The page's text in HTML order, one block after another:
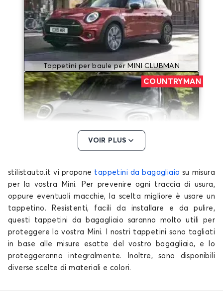
Tappetini per baule per MINI CLUBMAN
COUNTRYMAN
Tappetini per baule per MINI COUNTRYMAN
VOIR PLUS
stilistauto.it vi propone tappetini da bagagliaio su misura
per la vostra Mini. Per prevenire ogni traccia di usura,
oppure eventuali macchie, la scelta migliore è usare un
tappetino. Resistenti, facili da installare e da pulire,
questi tappetini da bagagliaio saranno molto utili per
proteggere la vostra Mini. I nostri tappetini sono tagliati
in base alle misure esatte del vostro bagagliaio, e lo
proteggeranno integralmente. Inoltre, sono disponibili
diverse scelte di materiali e colori.